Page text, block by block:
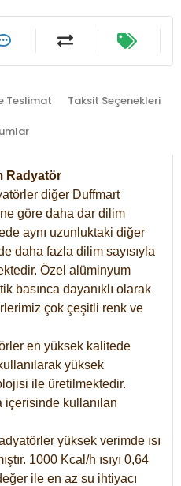
Teslimat Taksit Seçenekleri
Radyatör
diğer Duffmart
göre daha dar dilim
aynı uzunluktaki diğer
daha fazla dilim sayısıyla
Özel alüminyum
basınca dayanıklı olarak
çok çeşitli renk ve
en yüksek kalitede
yüksek
ile üretilmektedir.
kullanılan
yüksek verimde ısı
1000 Kcal/h ısıyı 0,64
ile en az su ihtiyacı